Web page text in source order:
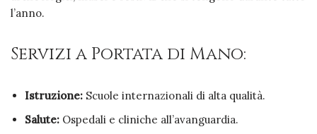
l’anno.
Servizi a Portata di Mano:
Istruzione: Scuole internazionali di alta qualità.
Salute: Ospedali e cliniche all’avanguardia.